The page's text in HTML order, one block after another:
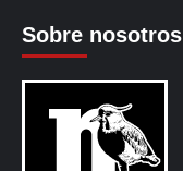
Sobre nosotros